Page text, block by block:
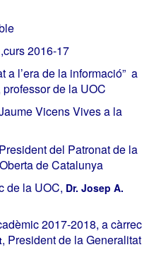
2016-17
a l’era de la informació” a
professor de la UOC
Vicens Vives a la
del Patronat de la
de Catalunya
de la UOC, Dr. Josep A.
2017-2018, a càrrec
, President de la Generalitat